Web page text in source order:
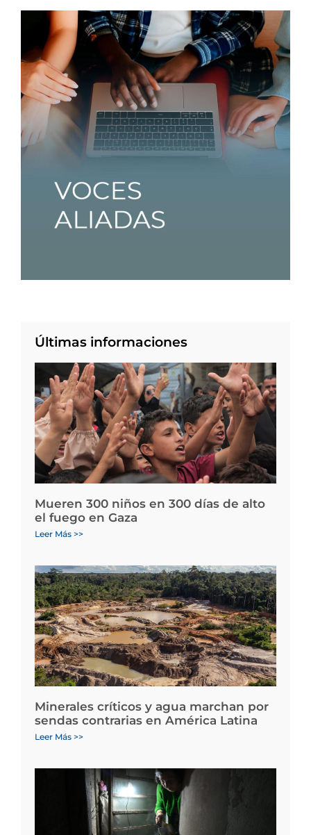
Últimas informaciones
Mueren 300 niños en 300 días de alto
el fuego en Gaza
Leer Más >>
Minerales críticos y agua marchan por
sendas contrarias en América Latina
Leer Más >>